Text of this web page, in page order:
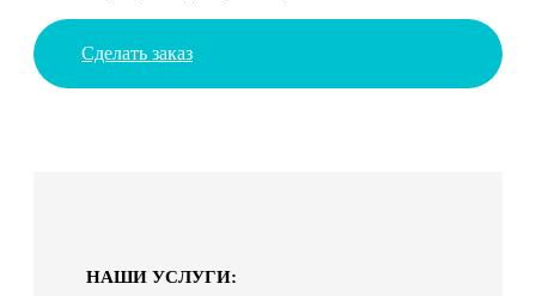
Сделать заказ
НАШИ УСЛУГИ: